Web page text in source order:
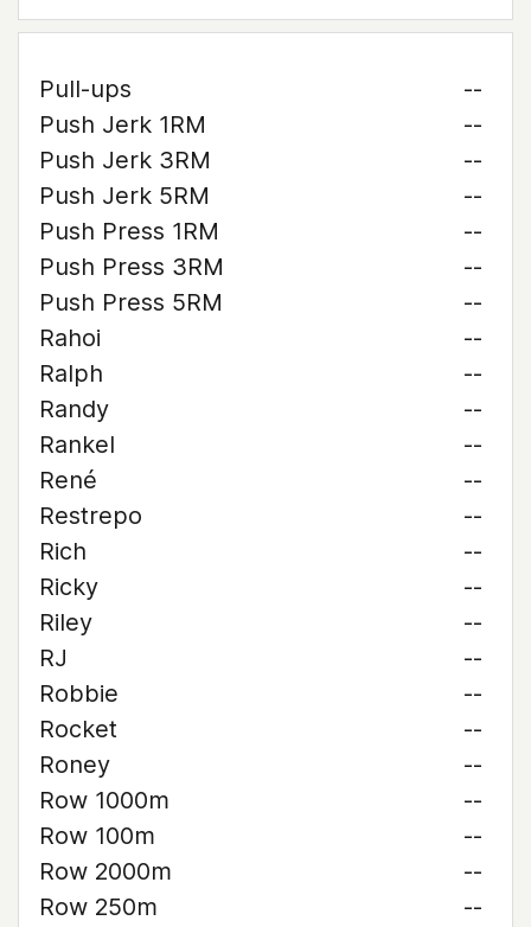
Pull-ups
--
Push Jerk 1RM
--
Push Jerk 3RM
--
Push Jerk 5RM
--
Push Press 1RM
--
Push Press 3RM
--
Push Press 5RM
--
Rahoi
--
Ralph
--
Randy
--
Rankel
--
René
--
Restrepo
--
Rich
--
Ricky
--
Riley
--
RJ
--
Robbie
--
Rocket
--
Roney
--
Row 1000m
--
Row 100m
--
Row 2000m
--
Row 250m
--